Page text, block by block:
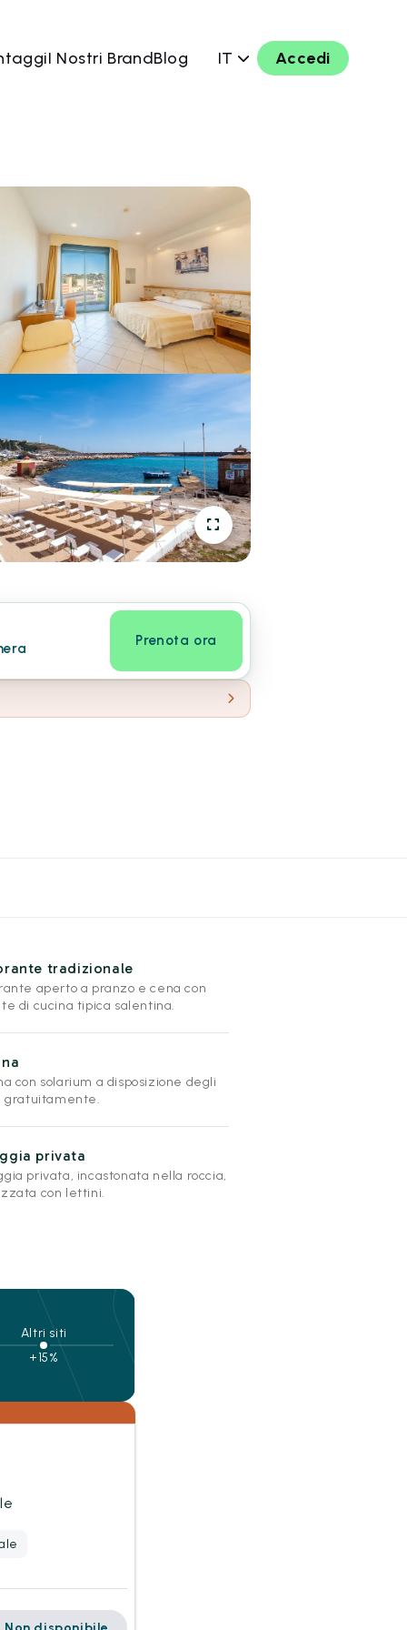
I Nostri BrandBlog IT Accedi
Prenota ora
tradizionale
aperto a pranzo e cena con
di cucina tipica salentina.
con solarium a disposizione degli
gratuitamente.
privata
privata, incastonata nella roccia,
con lettini.
Altri siti
+15%